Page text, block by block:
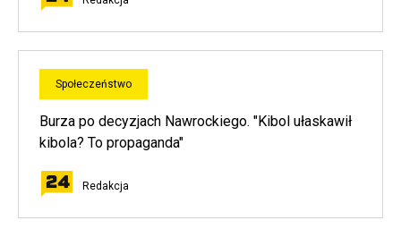
Społeczeństwo
Burza po decyzjach Nawrockiego. "Kibol ułaskawił
kibola? To propaganda"
Redakcja